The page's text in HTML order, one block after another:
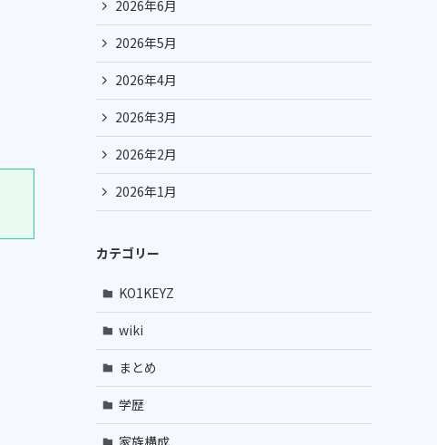
2026年6月
2026年5月
2026年4月
2026年3月
2026年2月
2026年1月
カテゴリー
KO1KEYZ
wiki
まとめ
学歴